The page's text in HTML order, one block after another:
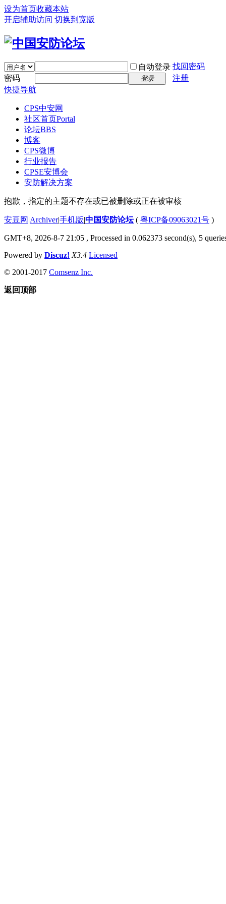
设为首页收藏本站
开启辅助访问 切换到宽版
自动登录 找回密码
密码
登录
注册
快捷导航
CPS中安网
社区首页Portal
论坛BBS
博客
CPS微博
行业报告
CPSE安博会
安防解决方案
抱歉，指定的主题不存在或已被删除或正在被审核
安豆网 |Archiver|手机版|中国安防论坛( 粤ICP备09063021号 )
GMT+8, 2026-8-7 21:05 , Processed in 0.062373 second(s), 5
Powered by Discuz! X3.4 Licensed
© 2001-2017 Comsenz Inc.
返回顶部